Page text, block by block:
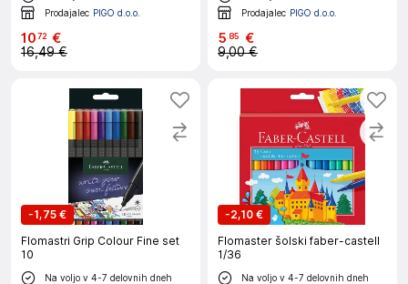
Prodajalec PIGO d.o.o.
1072 €
16,49 €
Prodajalec PIGO d.o.o.
5 85 €
9,00 €
-1,75 €
Flomastri Grip Colour Fine set
10
Na voljo v 4-7 delovnih dneh
-2,10 €
Flomaster šolski faber-castell
1/36
Na voljo v 4-7 delovnih dneh